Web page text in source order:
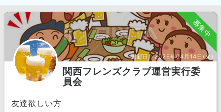
募集中
更新日：2026年04月14日(火)
関西フレンズクラブ運営実行委
員会
友達欲しい方